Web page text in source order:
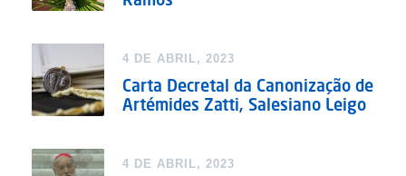
4 DE ABRIL, 2023
Carta Decretal da Canonização de
Artémides Zatti, Salesiano Leigo
4 DE ABRIL, 2023